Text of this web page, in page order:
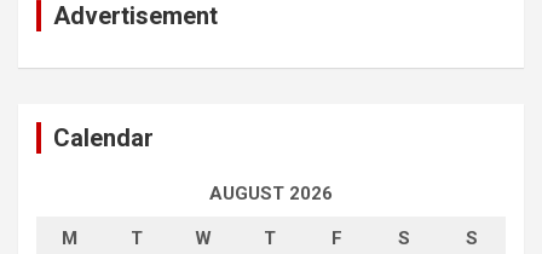
Advertisement
Calendar
AUGUST 2026
M T W T F S S